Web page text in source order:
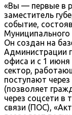
«Вы — первые в
заместитель
событие,
Он создан на
Администрации
офиса и с 1
сектор,
поступают
(позволяет
через соцсети в
связи (ПОС),